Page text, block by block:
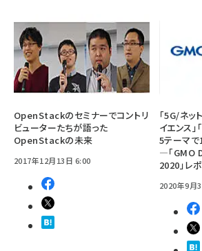
OpenStackのセミナーでコントリ
ビューターたちが語った
OpenStackの未来
2017年12月13日 6:00
「5G/ネッ
イエンス」
5テーマで
―「GMO
2020」レ
2020年9月